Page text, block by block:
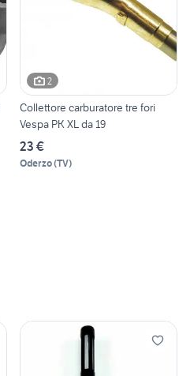
2
Collettore carburatore tre fori
Vespa PK XL da 19
23 €
Oderzo(TV)